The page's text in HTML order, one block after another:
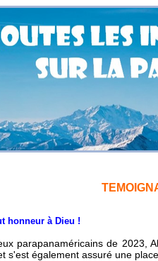
à Dieu !
parapanaméricains de 2023,
s'est également assuré une